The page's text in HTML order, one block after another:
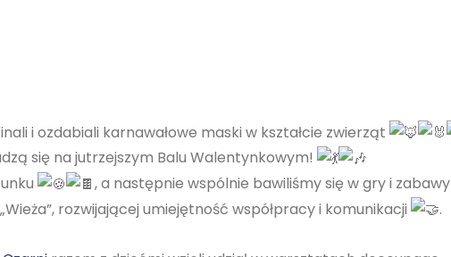
i ozdabiali karnawałowe maski w kształcie zwierząt
się na jutrzejszym Balu Walentynkowym!
, a następnie wspólnie bawiliśmy się w gry i zabawy
rozwijającej umiejętność współpracy i komunikacji
.